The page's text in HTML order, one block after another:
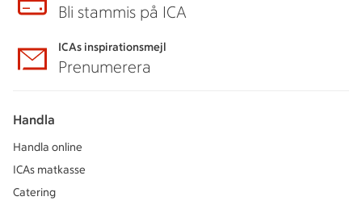
Bli stammis på ICA
ICAs inspirationsmejl
Prenumerera
Handla
Handla online
ICAs matkasse
Catering